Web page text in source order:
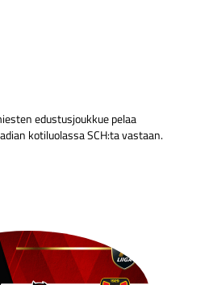
edustusjoukkue pelaa
kotiluolassa SCH:ta vastaan.